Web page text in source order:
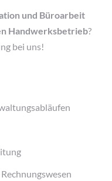
und Büroarbeit
Handwerksbetrieb?
bei uns!